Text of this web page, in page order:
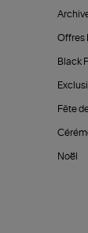
Offres
Black
Fête
Noël